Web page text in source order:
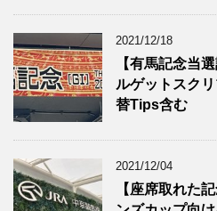
2021/12/18
【有馬記念当
ルゲットスク
替Tips含む
2021/12/04
【座席取れた